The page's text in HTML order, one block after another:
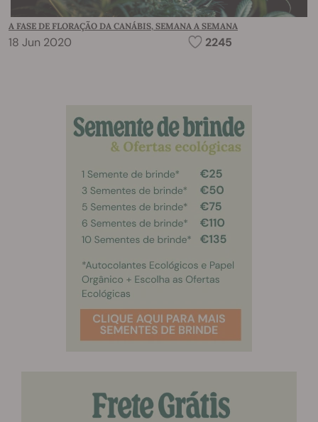
A FASE DE FLORAÇÃO DA CANÁBIS, SEMANA A SEMANA
18 Jun 2020 2245